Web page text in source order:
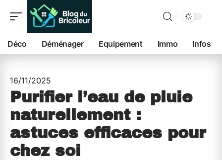
Déco Déménager Equipement Immo Infos
16/11/2025
Purifier l’eau de pluie
naturellement :
astuces efficaces pour
chez soi